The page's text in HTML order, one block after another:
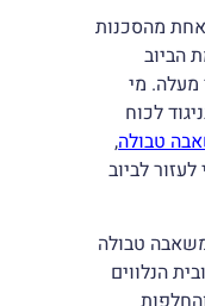
מהסכנות
הביוב
מי
לכוח
טבולה,
לביוב
טבולה
הנלווים